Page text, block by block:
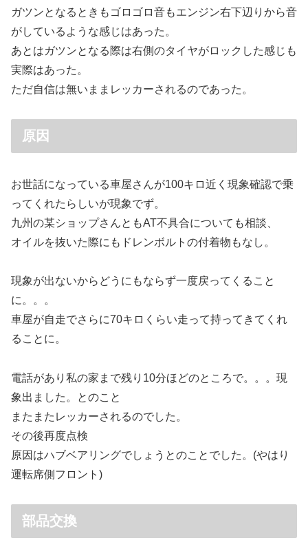
ガツンとなるときもゴロゴロ音もエンジン右下辺りから音
がしているような感じはあった。
あとはガツンとなる際は右側のタイヤがロックした感じも
実際はあった。
ただ自信は無いままレッカーされるのであった。
原因
お世話になっている車屋さんが100キロ近く現象確認で乗
ってくれたらしいが現象でず。
九州の某ショップさんともAT不具合についても相談、
オイルを抜いた際にもドレンボルトの付着物もなし。
現象が出ないからどうにもならず一度戻ってくること
に。。。
車屋が自走でさらに70キロくらい走って持ってきてくれ
ることに。
電話があり私の家まで残り10分ほどのところで。。。現
象出ました。とのこと
またまたレッカーされるのでした。
その後再度点検
原因はハブベアリングでしょうとのことでした。(やはり
運転席側フロント)
部品交換